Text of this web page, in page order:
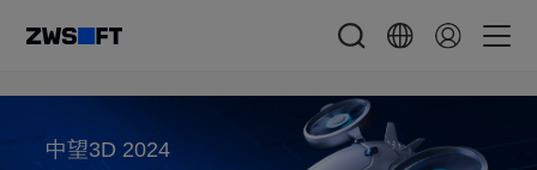
中望3D 2024